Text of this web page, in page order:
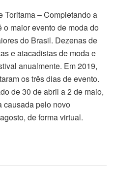
Toritama – Completando a
maior evento de moda do
do Brasil. Dezenas de
e atacadistas de moda e
anualmente. Em 2019,
os três dias de evento.
de 30 de abril a 2 de maio,
causada pelo novo
de forma virtual.